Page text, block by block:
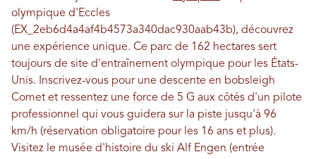
olympique d'Eccles
(EX_2eb6d4a4af4b4573a340dac930aab43b), découvrez
une expérience unique. Ce parc de 162 hectares sert
toujours de site d'entraînement olympique pour les États-
Unis. Inscrivez-vous pour une descente en bobsleigh
Comet et ressentez une force de 5 G aux côtés d'un pilote
professionnel qui vous guidera sur la piste jusqu'à 96
km/h (réservation obligatoire pour les 16 ans et plus).
Visitez le musée d'histoire du ski Alf Engen (entrée